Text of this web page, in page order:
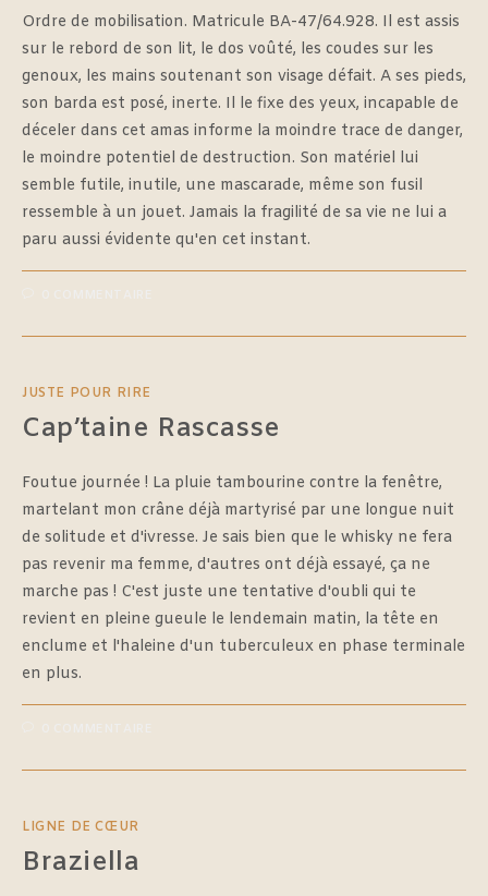
Ordre de mobilisation. Matricule BA-47/64.928. Il est assis
sur le rebord de son lit, le dos voûté, les coudes sur les
genoux, les mains soutenant son visage défait. A ses pieds,
son barda est posé, inerte. Il le fixe des yeux, incapable de
déceler dans cet amas informe la moindre trace de danger,
le moindre potentiel de destruction. Son matériel lui
semble futile, inutile, une mascarade, même son fusil
ressemble à un jouet. Jamais la fragilité de sa vie ne lui a
paru aussi évidente qu'en cet instant.
JUSTE POUR RIRE
Cap’taine Rascasse
Foutue journée ! La pluie tambourine contre la fenêtre,
martelant mon crâne déjà martyrisé par une longue nuit
de solitude et d'ivresse. Je sais bien que le whisky ne fera
pas revenir ma femme, d'autres ont déjà essayé, ça ne
marche pas ! C'est juste une tentative d'oubli qui te
revient en pleine gueule le lendemain matin, la tête en
enclume et l'haleine d'un tuberculeux en phase terminale
en plus.
LIGNE DE CŒUR
Braziella